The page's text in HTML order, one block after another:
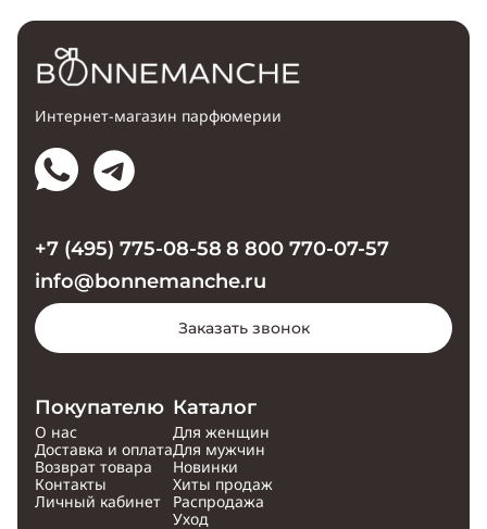
Интернет-магазин парфюмерии
Покупателю
О нас
Доставка и оплата
Возврат товара
Контакты
Личный кабинет
Каталог
Для женщин
Для мужчин
Новинки
Хиты продаж
Распродажа
Уход
+7 (495) 775-08-58 8 800 770-07-57
info@bonnemanche.ru
Заказать звонок